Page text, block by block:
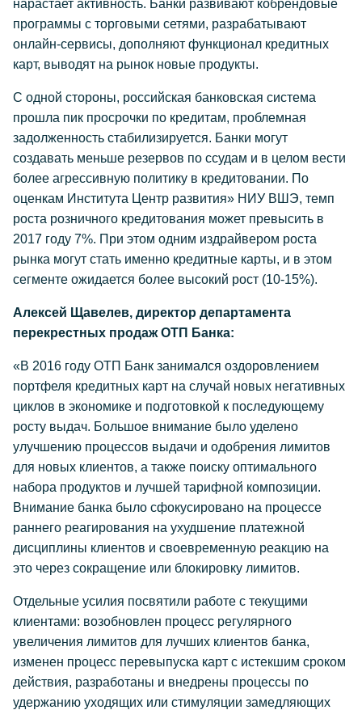
нарастает активность. Банки развивают кобрендовые
программы с торговыми сетями, разрабатывают
онлайн-сервисы, дополняют функционал кредитных
карт, выводят на рынок новые продукты.
С одной стороны, российская банковская система
прошла пик просрочки по кредитам, проблемная
задолженность стабилизируется. Банки могут
создавать меньше резервов по ссудам и в целом вести
более агрессивную политику в кредитовании. По
оценкам Института Центр развития» НИУ ВШЭ, темп
роста розничного кредитования может превысить в
2017 году 7%. При этом одним издрайвером роста
рынка могут стать именно кредитные карты, и в этом
сегменте ожидается более высокий рост (10-15%).
Алексей Щавелев, директор департамента
перекрестных продаж ОТП Банка:
«В 2016 году ОТП Банк занимался оздоровлением
портфеля кредитных карт на случай новых негативных
циклов в экономике и подготовкой к последующему
росту выдач. Большое внимание было уделено
улучшению процессов выдачи и одобрения лимитов
для новых клиентов, а также поиску оптимального
набора продуктов и лучшей тарифной композиции.
Внимание банка было сфокусировано на процессе
раннего реагирования на ухудшение платежной
дисциплины клиентов и своевременную реакцию на
это через сокращение или блокировку лимитов.
Отдельные усилия посвятили работе с текущими
клиентами: возобновлен процесс регулярного
увеличения лимитов для лучших клиентов банка,
изменен процесс перевыпуска карт с истекшим сроком
действия, разработаны и внедрены процессы по
удержанию уходящих или стимуляции замедляющих